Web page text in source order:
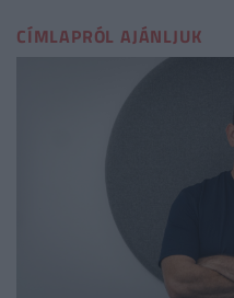
CÍMLAPRÓL AJÁNLJUK